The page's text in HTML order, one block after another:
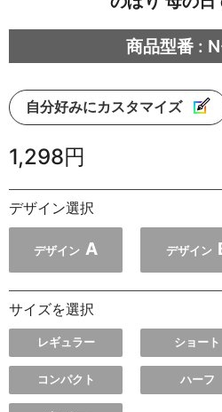
商品型番 :
自分好みにカスタマイズ
1,298円
デザイン選択
デザイン A デザイン
サイズを選択
レギュラー ショート
コンパクト ハーフ